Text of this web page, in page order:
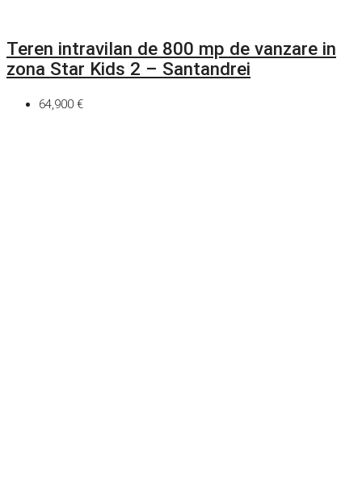
Teren intravilan de 800 mp de vanzare in
zona Star Kids 2 – Santandrei
64,900 €